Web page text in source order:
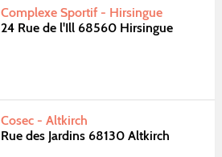
Complexe Sportif - Hirsingue
24 Rue de l'Ill 68560 Hirsingue
Cosec - Altkirch
Rue des Jardins 68130 Altkirch